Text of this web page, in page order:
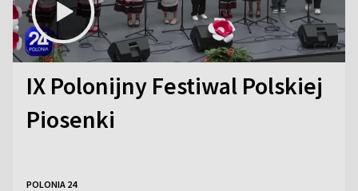
IX Polonijny Festiwal Polskiej
Piosenki
POLONIA 24